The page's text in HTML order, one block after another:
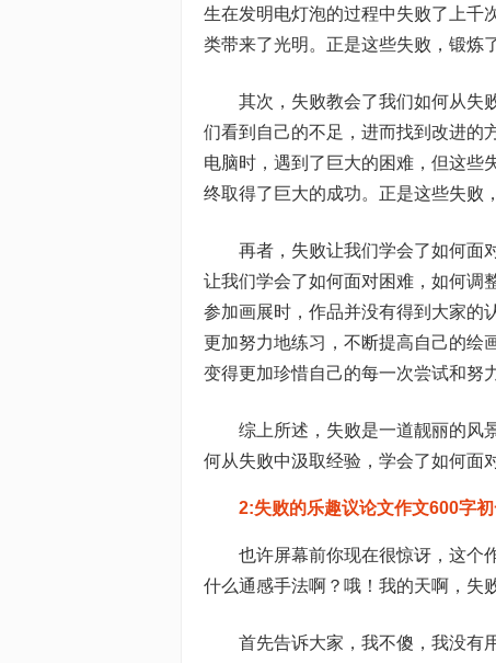
生在发明电灯泡的过程中失败了上千
类带来了光明。正是这些失败，锻炼
其次，失败教会了我们如何从失
们看到自己的不足，进而找到改进的
电脑时，遇到了巨大的困难，但这些
终取得了巨大的成功。正是这些失败
再者，失败让我们学会了如何面
让我们学会了如何面对困难，如何调
参加画展时，作品并没有得到大家的
更加努力地练习，不断提高自己的绘
变得更加珍惜自己的每一次尝试和努力
综上所述，失败是一道靓丽的风
何从失败中汲取经验，学会了如何面
2:失败的乐趣议论文作文600字
也许屏幕前你现在很惊讶，这个
什么通感手法啊？哦！我的天啊，失
首先告诉大家，我不傻，我没有